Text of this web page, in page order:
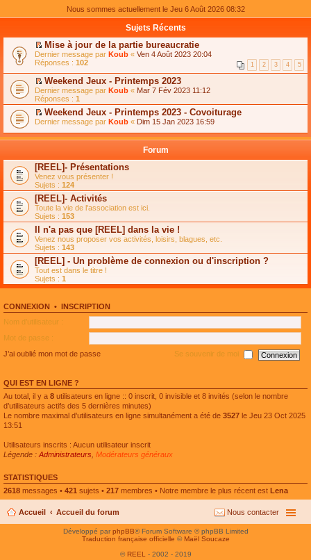
Nous sommes actuellement le Jeu 6 Août 2026 08:32
Sujets Récents
C
o
n
s
u
l
t
e
r
l
e
s
s
a
g
e
n
o
n
l
u
l
e
p
l
u
s
é
c
e
n
t
Mise à jour de la partie bureaucratie
Dernier message par Koub « Ven 4 Août 2023 20:04
Réponses : 102 1 2 3 4 5
C
o
n
s
u
t
l
e
m
e
s
s
a
g
e
n
o
n
l
u
l
e
l
u
s
é
e
Weekend Jeux - Printemps 2023
Dernier message par Koub « Mar 7 Fév 2023 11:12
Réponses : 1
C
n
l
t
e
r
l
e
m
e
s
s
a
g
e
n
o
n
u
l
e
l
s
e
n
t
Weekend Jeux - Printemps 2023 - Covoiturage
Dernier message par Koub « Dim 15 Jan 2023 16:59
Forum
[REEL]- Présentations
Venez vous présenter !
Sujets : 124
[REEL]- Activités
Toute la vie de l'association est ici.
Sujets : 153
Il n'a pas que [REEL] dans la vie !
Venez nous proposer vos activités, loisirs, blagues, etc.
Sujets : 143
[REEL] - Un problème de connexion ou d'inscription ?
Tout est dans le titre !
Sujets : 1
CONNEXION • INSCRIPTION
Nom d’utilisateur :
Mot de passe :
J’ai oublié mon mot de passe
Se souvenir de moi
QUI EST EN LIGNE ?
Au total, il y a 8 utilisateurs en ligne :: 0 inscrit, 0 invisible et 8 invités (selon le nombre
d’utilisateurs actifs des 5 dernières minutes)
Le nombre maximal d’utilisateurs en ligne simultanément a été de 3527 le Jeu 23 Oct 2025
13:51
Utilisateurs inscrits : Aucun utilisateur inscrit
Légende : Administrateurs Modérateurs généraux
STATISTIQUES
2618 messages • 421 sujets • 217 membres • Notre membre le plus récent est Lena
Accueil Accueil du forum Nous contacter
Développé parphpBB® Forum Software © phpBB Limited
Traduction française officielle © Maël Soucaze
© REEL - 2002 - 2019